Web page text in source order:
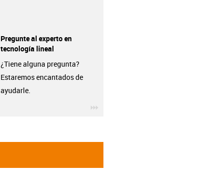
Pregunte al experto en
tecnología lineal
¿Tiene alguna pregunta?
Estaremos encantados de
ayudarle.